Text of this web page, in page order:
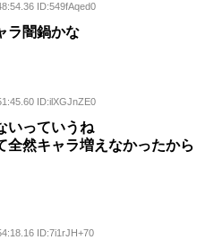
ID:549fAqed0
ラ闇鍋かな
ID:ilXGJnZE0
いっていうね
全然キャラ増えなかったから
ID:7i1rJH+70